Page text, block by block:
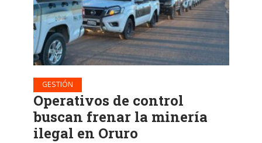
GESTIÓN
Operativos de control
buscan frenar la minería
ilegal en Oruro